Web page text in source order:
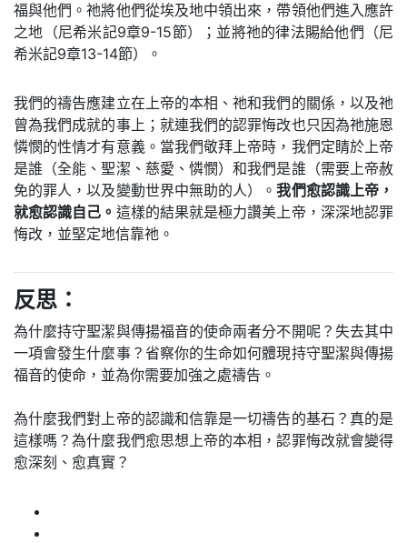
福與他們。祂將他們從埃及地中領出來，帶領他們進入應許
之地（尼希米記9章9-15節）；並將祂的律法賜給他們（尼
希米記9章13-14節）。
我們的禱告應建立在上帝的本相、祂和我們的關係，以及祂
曾為我們成就的事上；就連我們的認罪悔改也只因為祂施恩
憐憫的性情才有意義。當我們敬拜上帝時，我們定睛於上帝
是誰（全能、聖潔、慈愛、憐憫）和我們是誰（需要上帝赦
免的罪人，以及變動世界中無助的人）。我們愈認識上帝，
就愈認識自己。 這樣的結果就是極力讚美上帝，深深地認罪
悔改，並堅定地信靠祂。
反思：
為什麼持守聖潔與傳揚福音的使命兩者分不開呢？失去其中
一項會發生什麼事？省察你的生命如何體現持守聖潔與傳揚
福音的使命，並為你需要加強之處禱告。
為什麼我們對上帝的認識和信靠是一切禱告的基石？真的是
這樣嗎？為什麼我們愈思想上帝的本相，認罪悔改就會變得
愈深刻、愈真實？